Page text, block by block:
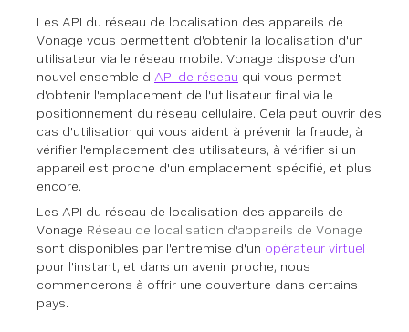
Les API du réseau de localisation des appareils de
Vonage vous permettent d'obtenir la localisation d'un
utilisateur via le réseau mobile. Vonage dispose d'un
nouvel ensemble d API de réseau qui vous permet
d'obtenir l'emplacement de l'utilisateur final via le
positionnement du réseau cellulaire. Cela peut ouvrir des
cas d'utilisation qui vous aident à prévenir la fraude, à
vérifier l'emplacement des utilisateurs, à vérifier si un
appareil est proche d'un emplacement spécifié, et plus
encore.
Les API du réseau de localisation des appareils de
Vonage Réseau de localisation d'appareils de Vonage
sont disponibles par l'entremise d'un opérateur virtuel
pour l'instant, et dans un avenir proche, nous
commencerons à offrir une couverture dans certains
pays.